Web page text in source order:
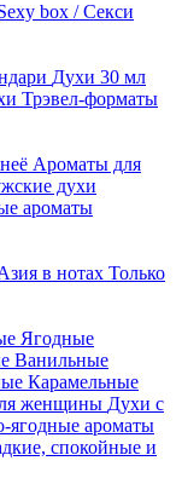
box / Секси
Духи 30 мл
Трэвел-форматы
Ароматы для
духи
ароматы
в нотах Только
Ягодные
Ванильные
Карамельные
женщины Духи с
ягодные ароматы
спокойные и